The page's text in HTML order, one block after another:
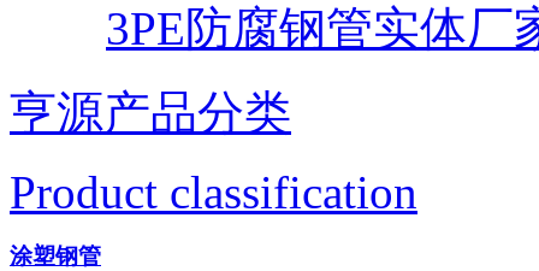
3PE防腐钢管实体厂
亨源产品分类
Product classification
涂塑钢管